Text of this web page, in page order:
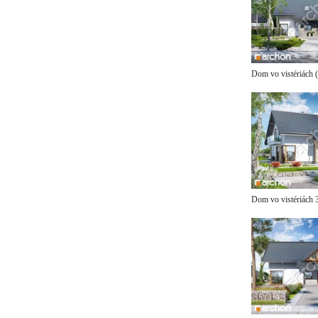
Dom vo vistériách
Dom vo vistériách